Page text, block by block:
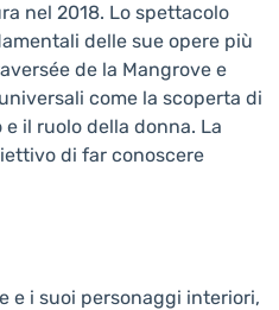
nel 2018. Lo spettacolo
delle sue opere più
de la Mangrove e
come la scoperta di
il ruolo della donna. La
di far conoscere
e i suoi personaggi interiori,